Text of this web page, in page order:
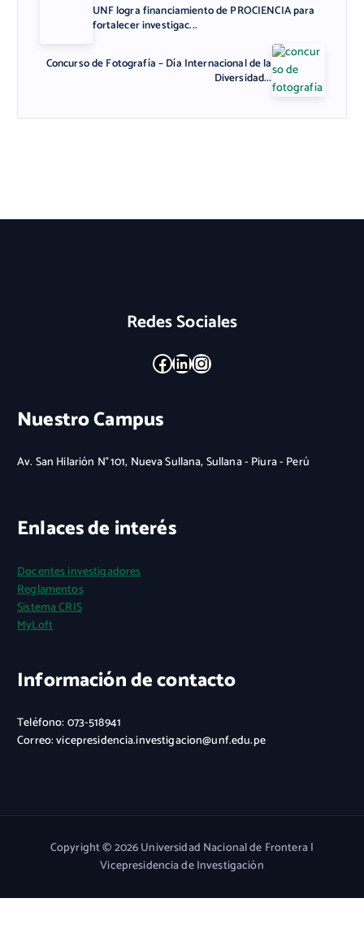
UNF logra financiamiento de PROCIENCIA para
fortalecer investigac...
Concurso de Fotografía – Día Internacional de la
Diversidad...
Redes Sociales
Facebook LinkedIn Instagram
Nuestro Campus
Av. San Hilarión N° 101, Nueva Sullana, Sullana - Piura - Perú
Enlaces de interés
Docentes investigadores
Reglamentos
Sistema CRIS
MyLoft
Información de contacto
Teléfono: 073-518941
Correo: vicepresidencia.investigacion@unf.edu.pe
Copyright © 2026 Universidad Nacional de Frontera |
Vicepresidencia de Investigación